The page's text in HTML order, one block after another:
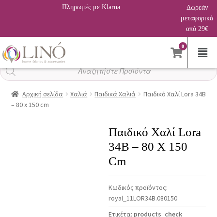
Πληρωμές με Klarna
Δωρεάν
μεταφορικά
από 29€
0
Αναζήτηση
προϊόντων
Αρχική σελίδα Χαλιά Παιδικά Χαλιά
Παιδικό Χαλί Lora 34B
– 80 x 150 cm
Παιδικό Χαλί Lora
34B – 80 X 150
Cm
Κωδικός προϊόντος:
royal_11LOR34B.080150
Ετικέτα: products_check